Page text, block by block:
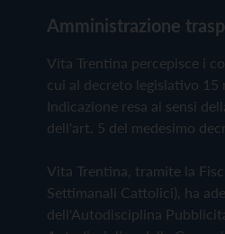
Amministrazione
Vita Trentina percepisce i
cui al decreto legislativo 15
Indicazione resa ai sensi
dell'art. 5 del medesimo
Vita Trentina, tramite la
Settimanali Cattolici), ha
dell'Autodisciplina